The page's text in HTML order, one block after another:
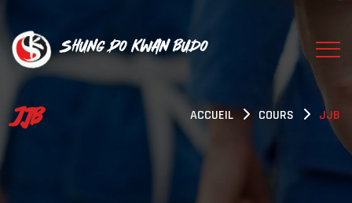
Shung Do Kwan Budo
JJB ACCUEIL COURS JJB